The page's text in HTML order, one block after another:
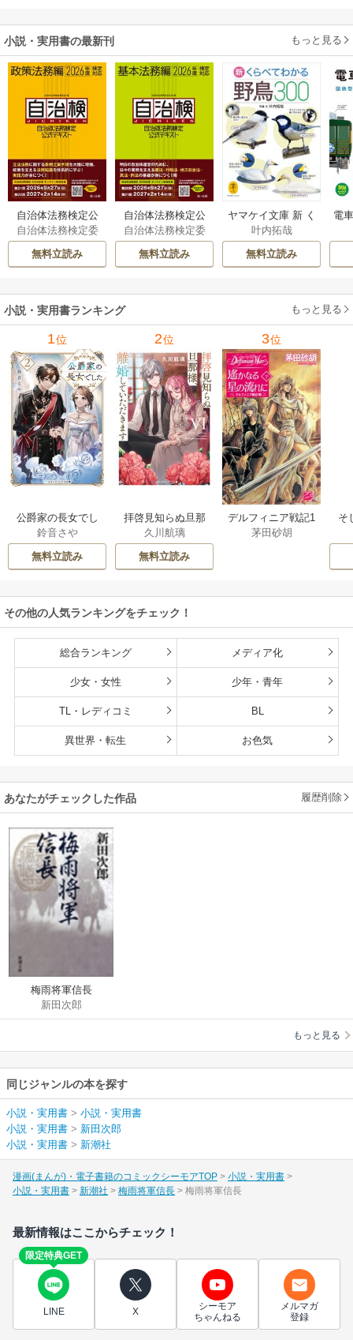
小説・実用書の最新刊 もっと見る
自治体法務検定公
式テキスト 政策
法務編 ２０２６
年度検定対応 1巻
自治体法務検定委
員会
無料立読み
自治体法務検定公
式テキスト 基本
法務編 ２０２６
年度検定対応 1巻
自治体法務検定委
員会
無料立読み
ヤマケイ文庫 新 く
らべてわかる野鳥3
00 1巻
叶内拓哉
無料立読み
電
小説・実用書ランキング もっと見る
1位
公爵家の長女でし
た
鈴音さや
無料立読み
2位
拝啓見知らぬ旦那
様、離婚していた
だきます
久川航璃
無料立読み
3位
デルフィニア戦記1
茅田砂胡
そ
その他の人気ランキングをチェック！
総合ランキング メディア化
少女・女性 少年・青年
TL・レディコミ BL
異世界・転生 お色気
あなたがチェックした作品 履歴削除
梅雨将軍信長
新田次郎
もっと見る
同じジャンルの本を探す
小説・実用書 > 小説・実用書
小説・実用書 > 新田次郎
小説・実用書 > 新潮社
漫画(まんが)・電子書籍のコミックシーモアTOP
小説・実用書
小説・実用書
新潮社 梅雨将軍信長 梅雨将軍信長
最新情報はここからチェック！
限定特典GET
LINE X
シーモア
ちゃんねる
メルマガ
登録